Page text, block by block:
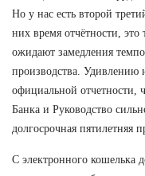
Но у нас есть второй
них время отчётности,
ожидают замедления
производства. Удивлению
официальной отчетности,
Банка и Руководство
долгосрочная пятилетняя
С электронного кошелька